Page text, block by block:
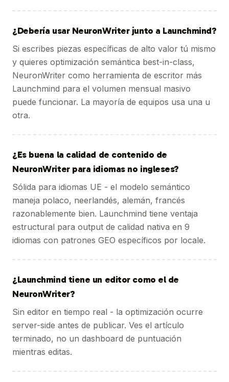
¿Debería usar NeuronWriter junto a Launchmind?
Si escribes piezas específicas de alto valor tú mismo
y quieres optimización semántica best-in-class,
NeuronWriter como herramienta de escritor más
Launchmind para el volumen mensual masivo
puede funcionar. La mayoría de equipos usa una u
otra.
¿Es buena la calidad de contenido de
NeuronWriter para idiomas no ingleses?
Sólida para idiomas UE - el modelo semántico
maneja polaco, neerlandés, alemán, francés
razonablemente bien. Launchmind tiene ventaja
estructural para output de calidad nativa en 9
idiomas con patrones GEO específicos por locale.
¿Launchmind tiene un editor como el de
NeuronWriter?
Sin editor en tiempo real - la optimización ocurre
server-side antes de publicar. Ves el artículo
terminado, no un dashboard de puntuación
mientras editas.